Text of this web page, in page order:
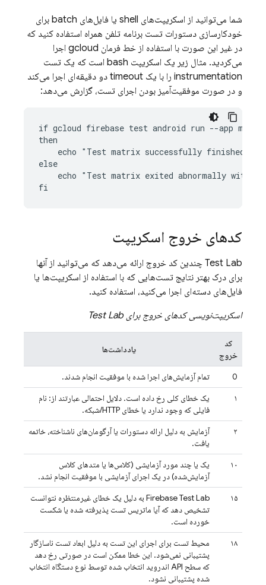
شما می‌توانید از اسکریپت‌های shell یا فایل‌های batch برای
خودکارسازی دستورات تست برنامه تلفن همراه استفاده کنید که
در غیر این صورت با استفاده از خط فرمان gcloud اجرا
می‌کردید. مثال زیر یک اسکریپت bash است که یک تست
instrumentation را با یک timeout دو دقیقه‌ای اجرا می‌کند
و در صورت موفقیت‌آمیز بودن اجرای تست، گزارش می‌دهد:
if gcloud firebase test android run --app my-
then
    echo "Test matrix successfully finished"
else
echo "Test matrix exited abnormally with
کدهای خروج اسکریپت
Test Lab چندین کد خروج ارائه می‌دهد که می‌توانید از آنها
برای درک بهتر نتایج تست‌هایی که با استفاده از اسکریپت‌ها یا
فایل‌های دسته‌ای اجرا می‌کنید، استفاده کنید.
اسکریپت‌نویسی کدهای خروج برایTest Lab
کد
خروج
یادداشت‌ها
0
تمام آزمایش‌های اجرا شده با موفقیت انجام شدند.
۱
یک خطای کلی رخ داده است. دلایل احتمالی عبارتند از: نام
فایلی که وجود ندارد یا خطای HTTP/شبکه.
۲
آزمایش به دلیل ارائه دستورات یا آرگومان‌های ناشناخته، خاتمه
یافت.
۱۰
یک یا چند مورد آزمایشی (کلاس‌ها یا متدهای کلاس
آزمایش‌شده) در یک اجرای آزمایشی با موفقیت انجام نشد.
۱۵
Firebase Test Lab به دلیل یک خطای غیرمنتظره نتوانست
تشخیص دهد که آیا ماتریس تست پذیرفته شده یا شکست
خورده است.
۱۸
محیط تست برای اجرای این تست به دلیل ابعاد تست ناسازگار
پشتیبانی نمی‌شود. این خطا ممکن است در صورتی رخ دهد
که سطح API اندروید انتخاب شده توسط نوع دستگاه انتخاب
شده پشتیبانی نشود.